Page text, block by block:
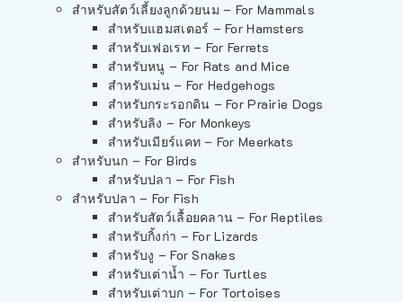
สำหรับสัตว์เลี้ยงลูกด้วยนม – For Mammals
สำหรับแฮมสเตอร์ – For Hamsters
สำหรับเฟอเรท – For Ferrets
สำหรับหนู – For Rats and Mice
สำหรับเม่น – For Hedgehogs
สำหรับกระรอกดิน – For Prairie Dogs
สำหรับลิง – For Monkeys
สำหรับเมียร์แคท – For Meerkats
สำหรับนก – For Birds
สำหรับปลา – For Fish
สำหรับปลา – For Fish
สำหรับสัตว์เลื้อยคลาน – For Reptiles
สำหรับกิ้งก่า – For Lizards
สำหรับงู – For Snakes
สำหรับเต่าน้ำ – For Turtles
สำหรับเต่าบก – For Tortoises